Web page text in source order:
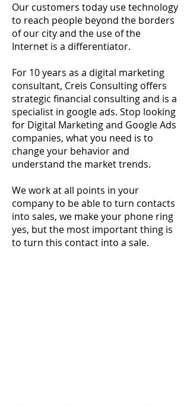
Our customers today use technology
to reach people beyond the borders
of our city and the use of the
Internet is a differentiator.
For 10 years as a digital marketing
consultant, Creis Consulting offers
strategic financial consulting and is a
specialist in google ads. Stop looking
for Digital Marketing and Google Ads
companies, what you need is to
change your behavior and
understand the market trends.
We work at all points in your
company to be able to turn contacts
into sales, we make your phone ring
yes, but the most important thing is
to turn this contact into a sale.